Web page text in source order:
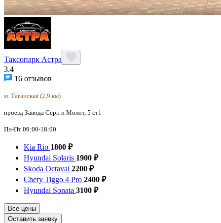
Таксопарк Астра
3.4
16 отзывов
м. Таганская (2,9 км)
проезд Завода Серп и Молот, 5 ст1
Пн-Пт 09:00-18:00
Kia Rio 1800 ₽
Hyundai Solaris 1900 ₽
Skoda Octavai 2200 ₽
Chery Tiggo 4 Pro 2400 ₽
Hyundai Sonata 3100 ₽
Все цены
Оставить заявку